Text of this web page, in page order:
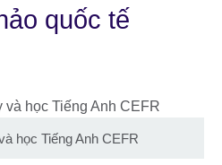
quốc tế
học Tiếng Anh CEFR